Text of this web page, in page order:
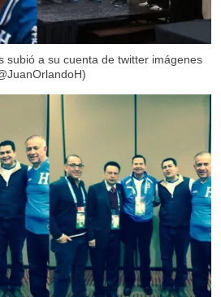
subió a su cuenta de twitter imágenes